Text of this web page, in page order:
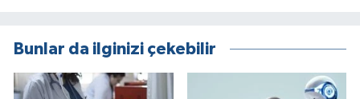
Bunlar da ilginizi çekebilir